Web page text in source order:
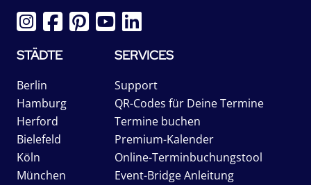
STÄDTE
Berlin
Hamburg
Herford
Bielefeld
Köln
München
SERVICES
Support
QR-Codes für Deine Termine
Termine buchen
Premium-Kalender
Online-Terminbuchungstool
Event-Bridge Anleitung